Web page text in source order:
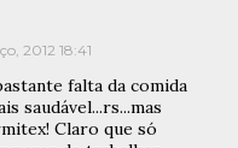
2012 18:41
falta da comida
saudável...rs...mas
Claro que só